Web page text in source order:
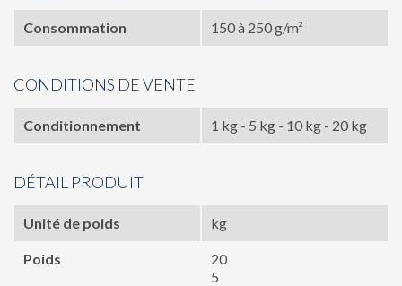
Consommation 150 à 250 g/m²
CONDITIONS DE VENTE
Conditionnement 1 kg - 5 kg - 10 kg - 20 kg
DÉTAIL PRODUIT
Unité de poids kg
Poids
20
5